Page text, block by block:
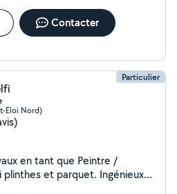
Contacter
Particulier
Eloi Nord)
en tant que Peintre /
plinthes et parquet. Ingénieux,